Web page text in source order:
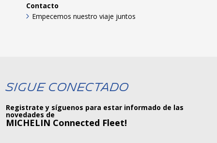
Contacto
Empecemos nuestro viaje juntos
Sigue Conectado
Registrate y síguenos para estar informado de las
novedades de
MICHELIN Connected Fleet!